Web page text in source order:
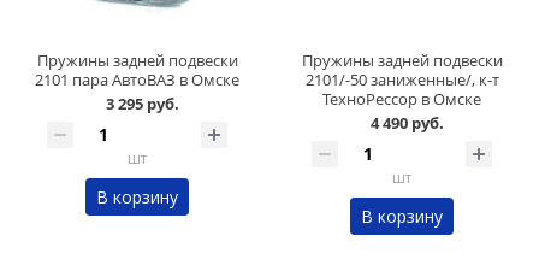
Пружины задней подвески
2101 пара АвтоВАЗ в Омске
3 295 руб.
шт
В корзину
Пружины задней подвески
2101/-50 заниженные/, к-т
ТехноРессор в Омске
4 490 руб.
шт
В корзину